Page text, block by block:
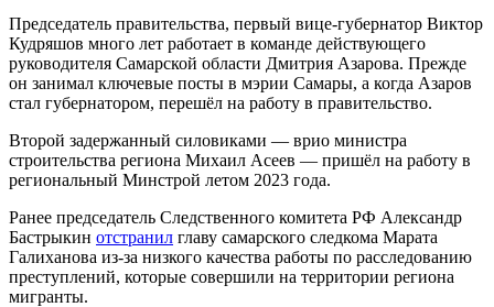
Председатель правительства, первый вице-губернатор Виктор
Кудряшов много лет работает в команде действующего
руководителя Самарской области Дмитрия Азарова. Прежде
он занимал ключевые посты в мэрии Самары, а когда Азаров
стал губернатором, перешёл на работу в правительство.
Второй задержанный силовиками — врио министра
строительства региона Михаил Асеев — пришёл на работу в
региональный Минстрой летом 2023 года.
Ранее председатель Следственного комитета РФ Александр
Бастрыкин отстранил главу самарского следкома Марата
Галиханова из-за низкого качества работы по расследованию
преступлений, которые совершили на территории региона
мигранты.